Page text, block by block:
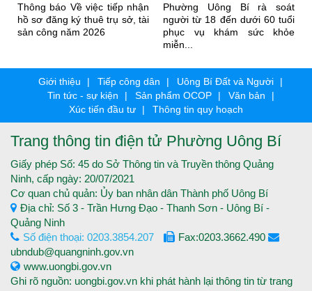
Thông báo Về việc tiếp nhận
hồ sơ đăng ký thuê trụ sở, tài
sản công năm 2026
Phường Uông Bí rà soát
người từ 18 đến dưới 60 tuổi
phục vụ khám sức khỏe
miễn...
Giới thiệu Tiếp công dân
Uông Bí Đất và Người
Tin tức - sự kiện
Sản phẩm OCOP
Văn bản
Xúc tiến đầu tư
Thông tin quy hoạch
Trang thông tin điện tử Phường Uông Bí
Giấy phép Số: 45 do Sở Thông tin và Truyền thông Quảng
Ninh, cấp ngày: 20/07/2021
Cơ quan chủ quản: Ủy ban nhân dân Thành phố Uông Bí
Địa chỉ: Số 3 - Trần Hưng Đạo - Thanh Sơn - Uông Bí -
Quảng Ninh
Số điện thoại: 0203.3854.207
Fax:0203.3662.490
ubndub@quangninh.gov.vn
www.uongbi.gov.vn
Ghi rõ nguồn: uongbi.gov.vn khi phát hành lại thông tin từ trang